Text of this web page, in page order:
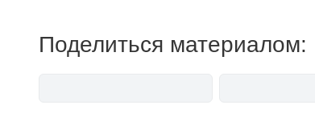
Поделиться материалом: